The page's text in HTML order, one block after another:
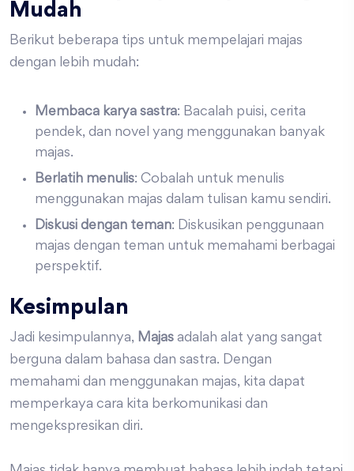
Mudah
Berikut beberapa tips untuk mempelajari majas
dengan lebih mudah:
Membaca karya sastra: Bacalah puisi, cerita
pendek, dan novel yang menggunakan banyak
majas.
Berlatih menulis: Cobalah untuk menulis
menggunakan majas dalam tulisan kamu sendiri.
Diskusi dengan teman: Diskusikan penggunaan
majas dengan teman untuk memahami berbagai
perspektif.
Kesimpulan
Jadi kesimpulannya, Majas adalah alat yang sangat
berguna dalam bahasa dan sastra. Dengan
memahami dan menggunakan majas, kita dapat
memperkaya cara kita berkomunikasi dan
mengekspresikan diri.